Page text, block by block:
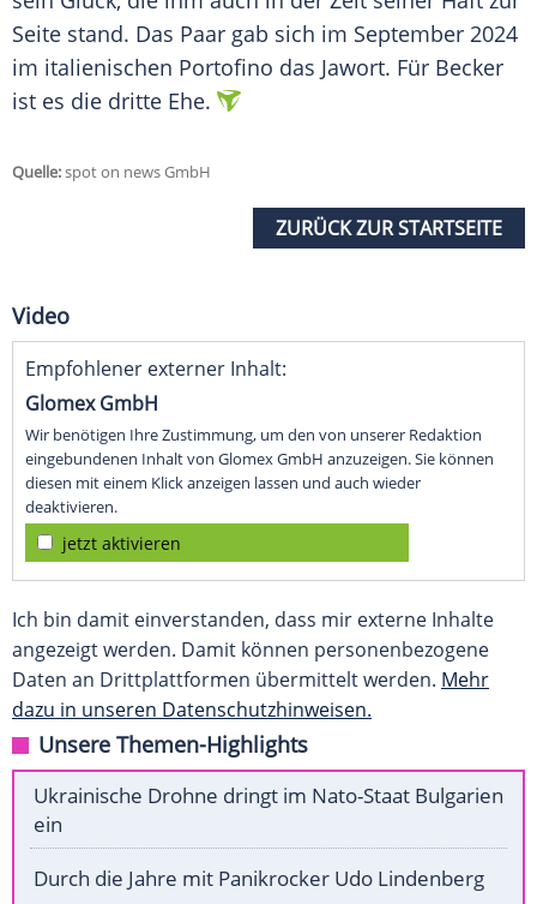
Seite stand. Das Paar gab sich im September 2024
im italienischen Portofino das Jawort. Für Becker
ist es die dritte Ehe.
Quelle:spot on news GmbH
ZURÜCK ZUR STARTSEITE
Video
Empfohlener externer Inhalt:
Glomex GmbH
Wir benötigen Ihre Zustimmung, um den von unserer Redaktion
eingebundenen Inhalt von Glomex GmbH anzuzeigen. Sie können
diesen mit einem Klick anzeigen lassen und auch wieder
deaktivieren.
jetzt aktivieren
Ich bin damit einverstanden, dass mir externe Inhalte
angezeigt werden. Damit können personenbezogene
Daten an Drittplattformen übermittelt werden. Mehr
dazu in unseren Datenschutzhinweisen.
Unsere Themen-Highlights
Ukrainische Drohne dringt im Nato-Staat Bulgarien
ein
Durch die Jahre mit Panikrocker Udo Lindenberg